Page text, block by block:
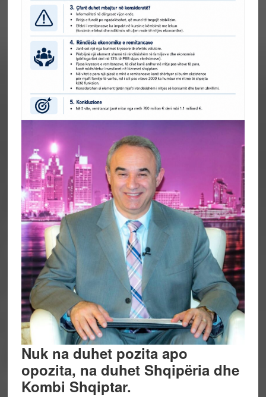
Nuk na duhet pozita apo
opozita, na duhet Shqipëria dhe
Kombi Shqiptar.